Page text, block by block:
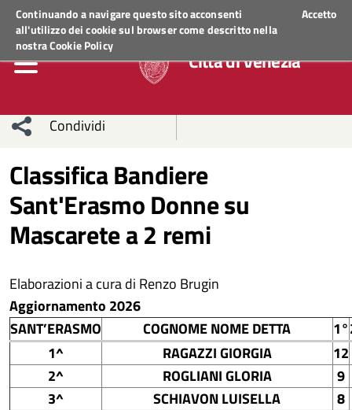
Continuando a navigare questo sito acconsenti
all'utilizzo dei cookie sul browser come descritto nella
nostraCookie Policy
Accetto
Regione Veneto ACCEDI AI SERVIZI
Città di Venezia
Condividi
sui social
network
Condividi
Condividi
su
Facebook
Condividi
su
Twitter
Condividi
su
Facebook
Condividi
su
Whatsapp
Classifica Bandiere
Sant'Erasmo Donne su
Mascarete a 2 remi
Elaborazioni a cura di Renzo Brugin
Aggiornamento 2026
SANT’ERASMO
COGNOME NOME DETTA 1°
1^
RAGAZZI GIORGIA
12
2^
ROGLIANI GLORIA
9
3^
SCHIAVON LUISELLA
8